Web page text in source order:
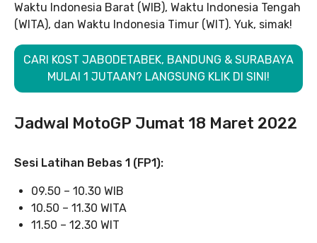
Waktu Indonesia Barat (WIB), Waktu Indonesia Tengah
(WITA), dan Waktu Indonesia Timur (WIT). Yuk, simak!
CARI KOST JABODETABEK, BANDUNG & SURABAYA
MULAI 1 JUTAAN? LANGSUNG KLIK DI SINI!
Jadwal MotoGP Jumat 18 Maret 2022
Sesi Latihan Bebas 1 (FP1):
09.50 – 10.30 WIB
10.50 – 11.30 WITA
11.50 – 12.30 WIT